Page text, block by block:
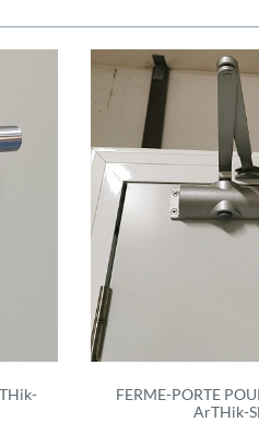
FERME-PORTE
ArTHik-